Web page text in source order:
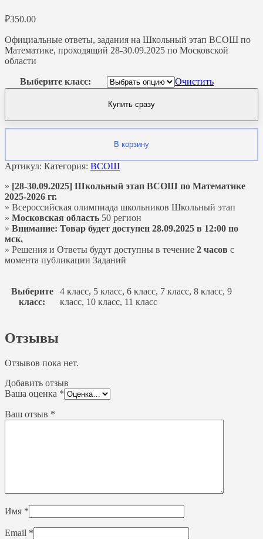
₽350.00
Официальные ответы, задания на Школьный этап ВСОШ по
Математике, проходящий 28-30.09.2025 по Московской
области
Выберите класс: Очистить
Купить сразу
В корзину
Артикул: Категория: ВСОШ
» [28-30.09.2025] Школьный этап ВСОШ по Математике
2025-2026 гг.
» Всероссийская олимпиада школьников Школьный этап
» Московская область 50 регион
» Внимание: Товар будет доступен 28.09.2025 в 12:00 по
мск.
» Решения и Ответы будут доступны в течение 2 часов с
момента публикации Заданий
Выберите
класс:
4 класс, 5 класс, 6 класс, 7 класс, 8 класс, 9
класс, 10 класс, 11 класс
Отзывы
Отзывов пока нет.
Добавить отзыв
Ваша оценка *
Ваш отзыв *
Имя *
Email *